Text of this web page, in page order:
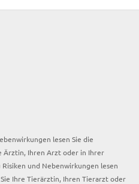
lesen Sie die
Ärztin, Ihren Arzt oder in Ihrer
und Nebenwirkungen lesen
Ihre Tierärztin, Ihren Tierarzt oder